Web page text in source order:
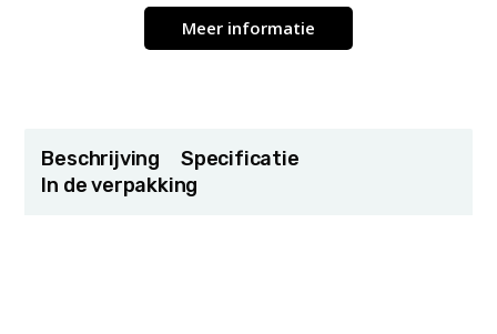
Meer informatie
Beschrijving
Specificatie
In de verpakking